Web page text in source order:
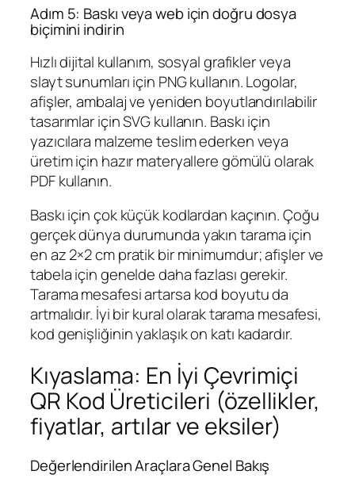
Adım 5: Baskı veya web için doğru dosya
biçimini indirin
Hızlı dijital kullanım, sosyal grafikler veya
slayt sunumları için PNG kullanın. Logolar,
afişler, ambalaj ve yeniden boyutlandırılabilir
tasarımlar için SVG kullanın. Baskı için
yazıcılara malzeme teslim ederken veya
üretim için hazır materyallere gömülü olarak
PDF kullanın.
Baskı için çok küçük kodlardan kaçının. Çoğu
gerçek dünya durumunda yakın tarama için
en az 2×2 cm pratik bir minimumdur; afişler ve
tabela için genelde daha fazlası gerekir.
Tarama mesafesi artarsa kod boyutu da
artmalıdır. İyi bir kural olarak tarama mesafesi,
kod genişliğinin yaklaşık on katı kadardır.
Kıyaslama: En İyi Çevrimiçi
QR Kod Üreticileri (özellikler,
fiyatlar, artılar ve eksiler)
Değerlendirilen Araçlara Genel Bakış